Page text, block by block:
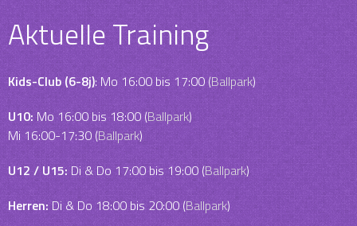
Aktuelle Training
Kids-Club (6-8j): Mo 16:00 bis 17:00 (Ballpark)
U10:Mo 16:00 bis 18:00 (Ballpark)
Mi 16:00-17:30 (Ballpark)
U12 / U15: Di & Do 17:00 bis 19:00 (Ballpark)
Herren: Di & Do 18:00 bis 20:00 (Ballpark)